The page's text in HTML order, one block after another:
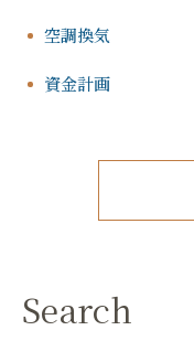
空調換気
資金計画
Search